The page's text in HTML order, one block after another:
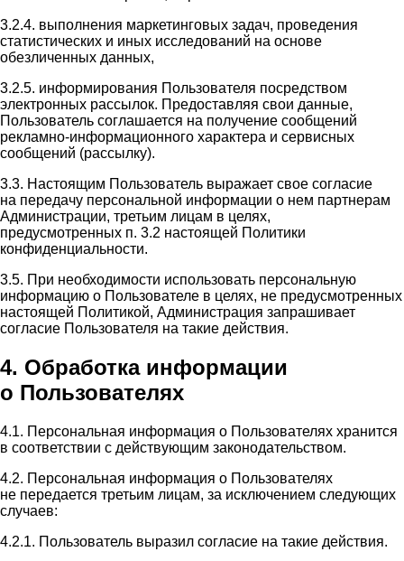
3.2.4. выполнения маркетинговых задач, проведения
статистических и иных исследований на основе
обезличенных данных,
3.2.5. информирования Пользователя посредством
электронных рассылок. Предоставляя свои данные,
Пользователь соглашается на получение сообщений
рекламно-информационного характера и сервисных
сообщений (рассылку).
3.3. Настоящим Пользователь выражает свое согласие
на передачу персональной информации о нем партнерам
Администрации, третьим лицам в целях,
предусмотренных п. 3.2 настоящей Политики
конфиденциальности.
3.5. При необходимости использовать персональную
информацию о Пользователе в целях, не предусмотренных
настоящей Политикой, Администрация запрашивает
согласие Пользователя на такие действия.
4. Обработка информации
о Пользователях
4.1. Персональная информация о Пользователях хранится
в соответствии с действующим законодательством.
4.2. Персональная информация о Пользователях
не передается третьим лицам, за исключением следующих
случаев:
4.2.1. Пользователь выразил согласие на такие действия.